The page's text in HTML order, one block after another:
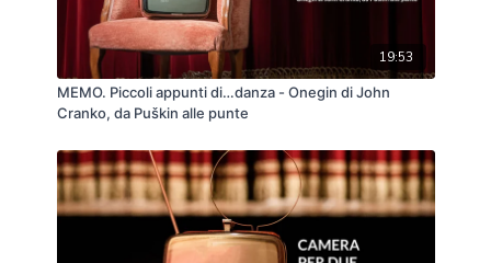
19:53
MEMO. Piccoli appunti di…danza - Onegin di John
Cranko, da Puškin alle punte